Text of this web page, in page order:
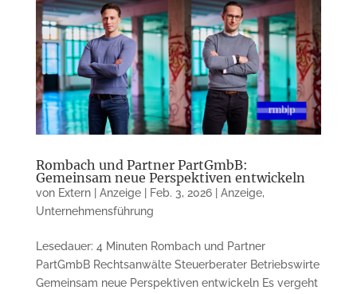
Rombach und Partner PartGmbB:
Gemeinsam neue Perspektiven entwickeln
von Extern | Anzeige| Feb. 3, 2026| Anzeige,
Unternehmensführung
Lesedauer: 4 Minuten Rombach und Partner
PartGmbB Rechtsanwälte Steuerberater Betriebswirte
Gemeinsam neue Perspektiven entwickeln Es vergeht